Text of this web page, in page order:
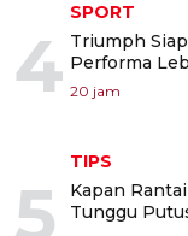
4
SPORT
Triumph
Performa
20 jam
5
TIPS
Kapan
Tunggu